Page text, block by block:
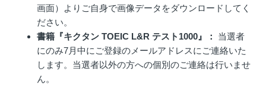
画面）よりご自身で画像データをダウンロードしてく
ださい。
書籍『キクタン TOEIC L&R テスト1000』：
当選者
にのみ7月中にご登録のメールアドレスにご連絡いた
します。当選者以外の方への個別のご連絡は行いませ
ん。